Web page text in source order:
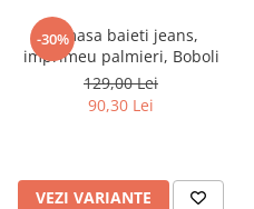
-30%
Camasa baieti jeans,
imprimeu palmieri, Boboli
129,00 Lei
90,30 Lei
VEZI VARIANTE